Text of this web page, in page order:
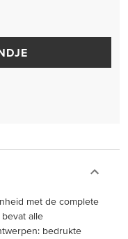
met de complete
alle
bedrukte